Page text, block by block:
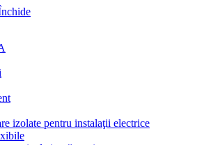
izolate pentru instalaţii electrice